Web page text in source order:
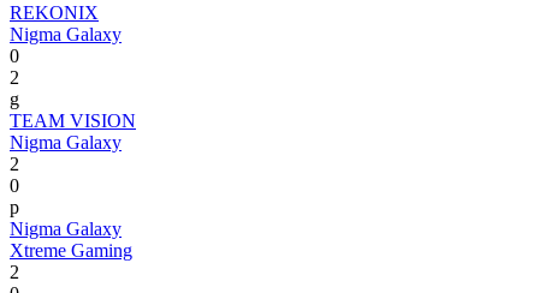
REKONIX
Nigma Galaxy
0
2
g
TEAM VISION
Nigma Galaxy
2
0
p
Nigma Galaxy
Xtreme Gaming
2